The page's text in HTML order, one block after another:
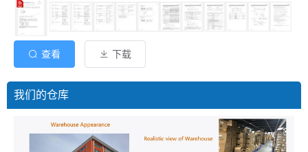
查看 下载
我们的仓库